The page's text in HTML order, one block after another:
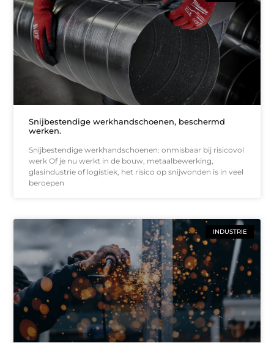
Snijbestendige werkhandschoenen, beschermd
werken.
Snijbestendige werkhandschoenen: onmisbaar bij risicovol
werk Of je nu werkt in de bouw, metaalbewerking,
glasindustrie of logistiek, het risico op snijwonden is in veel
beroepen
INDUSTRIE